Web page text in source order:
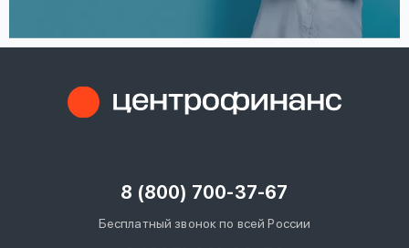
8 (800) 700-37-67
Бесплатный звонок по всей России